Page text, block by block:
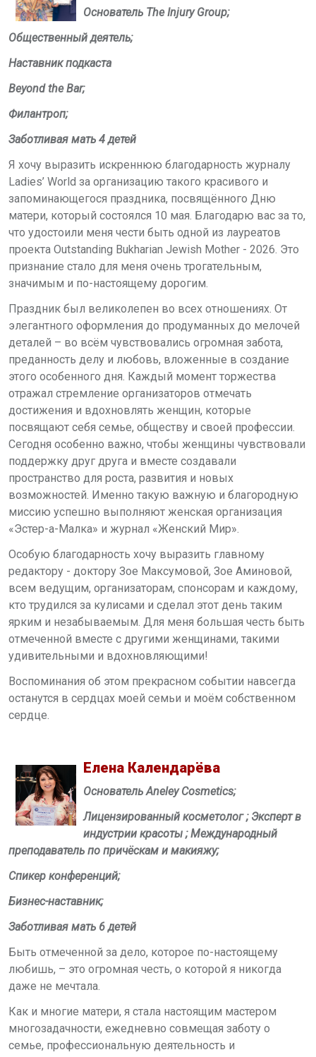
Основатель The Injury Group;
Общественный деятель;
Наставник подкаста
Beyond the Bar;
Филантроп;
Заботливая мать 4 детей
Я хочу выразить искреннюю благодарность журналу
Ladies’ World за организацию такого красивого и
запоминающегося праздника, посвящённого Дню
матери, который состоялся 10 мая. Благодарю вас за то,
что удостоили меня чести быть одной из лауреатов
проекта Outstanding Bukharian Jewish Mother - 2026. Это
признание стало для меня очень трогательным,
значимым и по-настоящему дорогим.
Праздник был великолепен во всех отношениях. От
элегантного оформления до продуманных до мелочей
деталей – во всём чувствовались огромная забота,
преданность делу и любовь, вложенные в создание
этого особенного дня. Каждый момент торжества
отражал стремление организаторов отмечать
достижения и вдохновлять женщин, которые
посвящают себя семье, обществу и своей профессии.
Сегодня особенно важно, чтобы женщины чувствовали
поддержку друг друга и вместе создавали
пространство для роста, развития и новых
возможностей. Именно такую важную и благородную
миссию успешно выполняют женская организация
«Эстер-а-Малка» и журнал «Женский Мир».
Особую благодарность хочу выразить главному
редактору - доктору Зое Максумовой, Зое Аминовой,
всем ведущим, организаторам, спонсорам и каждому,
кто трудился за кулисами и сделал этот день таким
ярким и незабываемым. Для меня большая честь быть
отмеченной вместе с другими женщинами, такими
удивительными и вдохновляющими!
Воспоминания об этом прекрасном событии навсегда
останутся в сердцах моей семьи и моём собственном
сердце.
Елена Календарёва
Основатель Aneley Cosmetics;
Лицензированный косметолог ; Эксперт в
индустрии красоты ; Международный
преподаватель по причёскам и макияжу;
Спикер конференций;
Бизнес-наставник;
Заботливая мать 6 детей
Быть отмеченной за дело, которое по-настоящему
любишь, – это огромная честь, о которой я никогда
даже не мечтала.
Как и многие матери, я стала настоящим мастером
многозадачности, ежедневно совмещая заботу о
семье, профессиональную деятельность и